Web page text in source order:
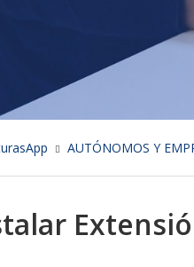
AUTÓNOMOS Y